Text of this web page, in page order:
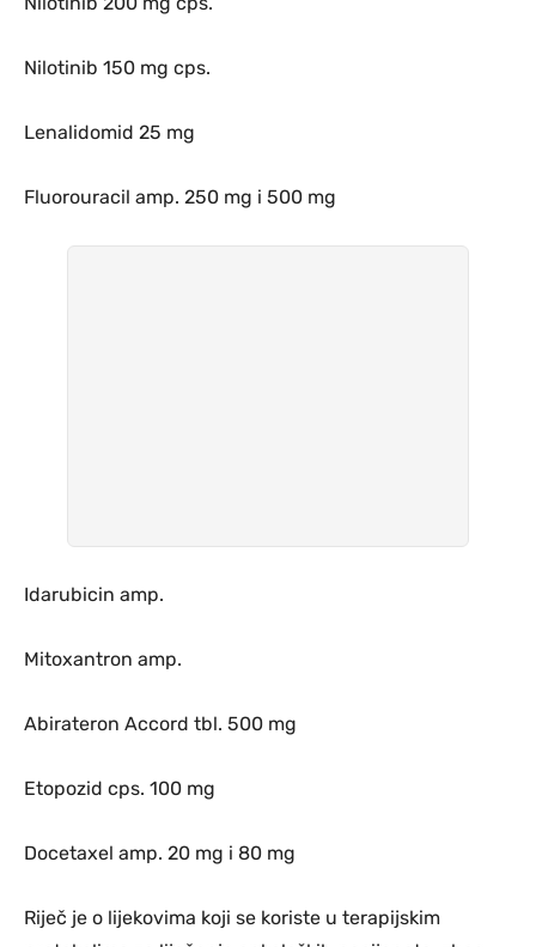
Nilotinib 150 mg cps.
Lenalidomid 25 mg
Fluorouracil amp. 250 mg i 500 mg
Idarubicin amp.
Mitoxantron amp.
Abirateron Accord tbl. 500 mg
Etopozid cps. 100 mg
Docetaxel amp. 20 mg i 80 mg
Riječ je o lijekovima koji se koriste u terapijskim